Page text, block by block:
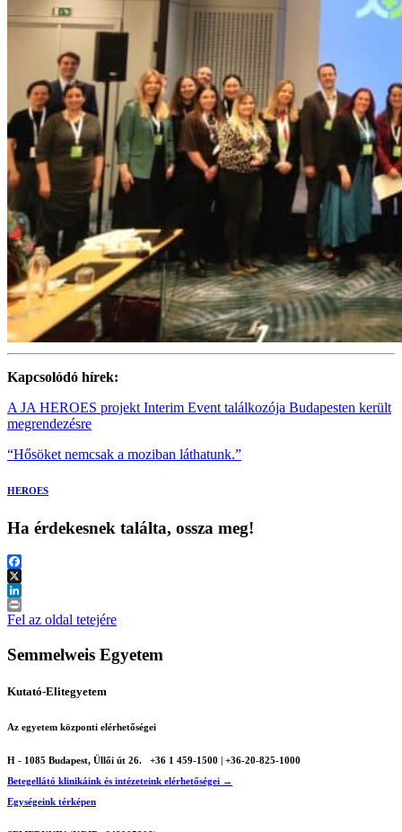
Kapcsolódó hírek:
A JA HEROES projekt Interim Event találkozója Budapesten került
megrendezésre
“Hősöket nemcsak a moziban láthatunk.”
HEROES
Ha érdekesnek találta, ossza meg!
Facebook
X
LinkedIn
Print
Fel az oldal tetejére
Semmelweis Egyetem
Kutató-Elitegyetem
Az egyetem központi elérhetőségei
H - 1085 Budapest, Üllői út 26.
+36 1 459-1500 | +36-20-825-1000
Betegellátó klinikáink és intézeteink elérhetőségei →
Egységeink térképen